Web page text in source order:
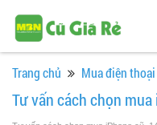
Trang chủ Mua điện
Tư vấn cách chọn